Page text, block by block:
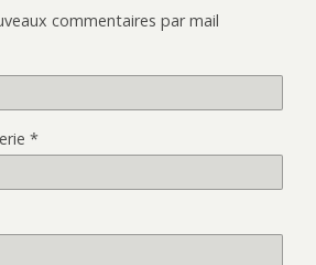
commentaires par mail
*